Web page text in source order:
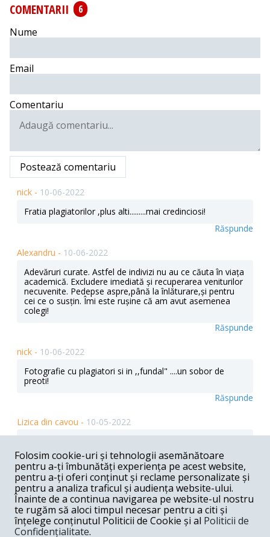
COMENTARII
6
Nume
Email
Comentariu
Postează comentariu
nick - 10-06-2022
Fratia plagiatorilor ,plus alti.........mai credinciosi!
Răspunde
Alexandru - 10-06-2022
Adevăruri curate. Astfel de indivizi nu au ce căuta în viața
academică. Excludere imediată și recuperarea veniturilor
necuvenite. Pedepse aspre,până la înlăturare,și pentru
cei ce o susțin. Îmi este rușine că am avut asemenea
colegi!
Răspunde
nick - 10-06-2022
Fotografie cu plagiatori si in ,,fundal" ....un sobor de
preoti!
Răspunde
Lizica din cavou - 10-05-2022
:):)
Răspunde
Parjolescu Titus-Constantin - 10-04-2022
Cei mai bine platiti, cei mai putin eficienti. Concluzia care
se poate trage este ca mai multi bani nu inseamna nici
mai multa minte, nici mai multa cinste. Bani aruncati.
Folosim cookie-uri și tehnologii asemănătoare
pentru a-ți îmbunătăți experiența pe acest website,
pentru a-ți oferi conținut și reclame personalizate și
pentru a analiza traficul și audiența website-ului.
Înainte de a continua navigarea pe website-ul nostru
te rugăm să aloci timpul necesar pentru a citi și
înțelege conținutul Politicii de Cookie și al Politicii de
Confidențialitate.